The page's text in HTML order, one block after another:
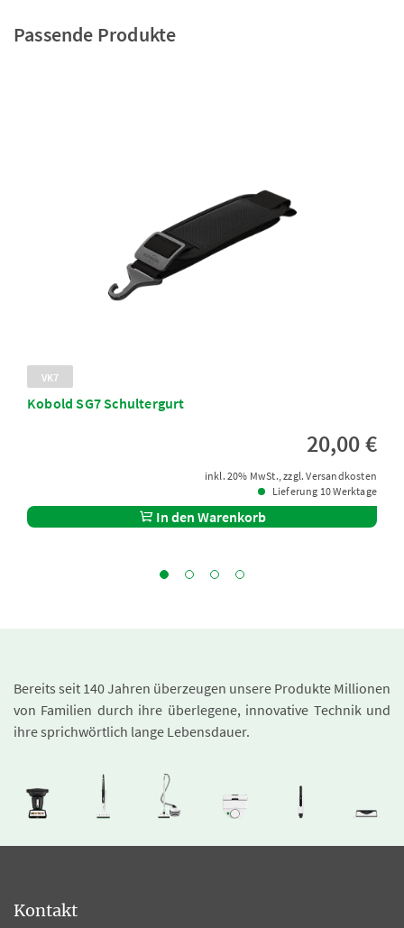
Passende Produkte
VK7
Kobold SG7 Schultergurt
20,00 €
inkl. 20% MwSt., zzgl. Versandkosten
Lieferung 10 Werktage
In den Warenkorb
Bereits seit 140 Jahren überzeugen unsere Produkte Millionen
von Familien durch ihre überlegene, innovative Technik und
ihre sprichwörtlich lange Lebensdauer.
Kontakt